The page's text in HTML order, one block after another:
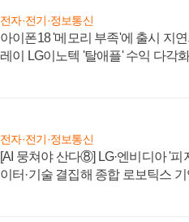
전자·전기·정보통신
아이폰18 '메모리 부족'에 출시 지
레이 LG이노텍 '탈애플' 수익 다각
전자·전기·정보통신
[AI 뭉쳐야 산다⑧] LG·엔비디아 '피
이터·기술 결집해 종합 로보틱스